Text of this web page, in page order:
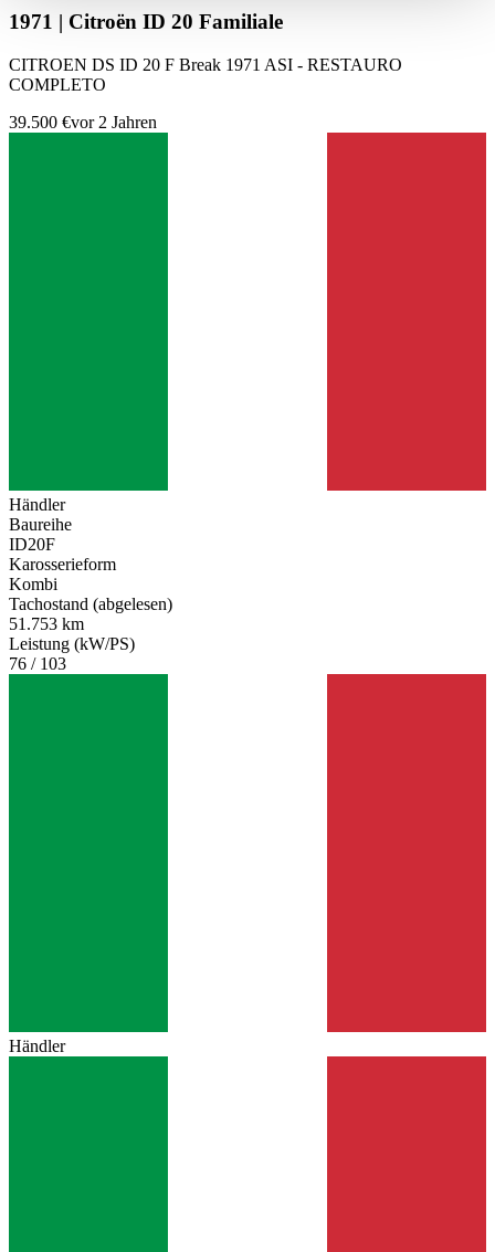
haben oder die sie im Rahmen Ihrer Nutzung der Dienste
gesammelt haben.
1971 | Citroën ID 20 Familiale
CITROEN DS ID 20 F Break 1971 ASI - RESTAURO
COMPLETO
39.500 €vor 2 Jahren
Händler
Baureihe
ID20F
Karosserieform
Kombi
Tachostand (abgelesen)
51.753 km
Leistung (kW/PS)
76 / 103
Händler